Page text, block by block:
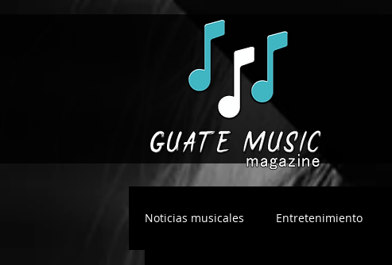
Noticias musicales Entretenimiento